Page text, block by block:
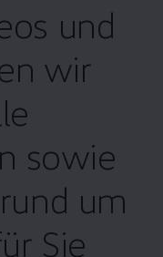
und
wir
sowie
um
Sie